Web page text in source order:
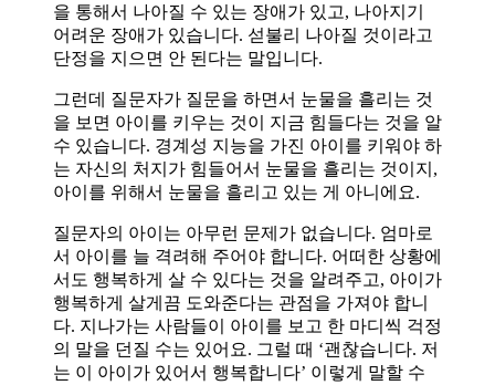
을 통해서 나아질 수 있는 장애가 있고, 나아지기
어려운 장애가 있습니다. 섣불리 나아질 것이라고
단정을 지으면 안 된다는 말입니다.
그런데 질문자가 질문을 하면서 눈물을 흘리는 것
을 보면 아이를 키우는 것이 지금 힘들다는 것을 알
수 있습니다. 경계성 지능을 가진 아이를 키워야 하
는 자신의 처지가 힘들어서 눈물을 흘리는 것이지,
아이를 위해서 눈물을 흘리고 있는 게 아니에요.
질문자의 아이는 아무런 문제가 없습니다. 엄마로
서 아이를 늘 격려해 주어야 합니다. 어떠한 상황에
서도 행복하게 살 수 있다는 것을 알려주고, 아이가
행복하게 살게끔 도와준다는 관점을 가져야 합니
다. 지나가는 사람들이 아이를 보고 한 마디씩 걱정
의 말을 던질 수는 있어요. 그럴 때 ‘괜찮습니다. 저
는 이 아이가 있어서 행복합니다’ 이렇게 말할 수